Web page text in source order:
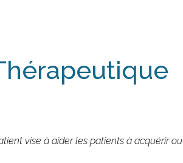
vise à aider les patients à acquérir ou